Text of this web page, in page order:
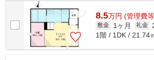
8.5万円 (管理費
敷金 1ヶ月 礼金
1階 / 1DK / 21.74